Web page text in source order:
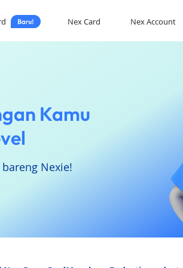
Nex Card Nex Account
Kamu
Nexie!